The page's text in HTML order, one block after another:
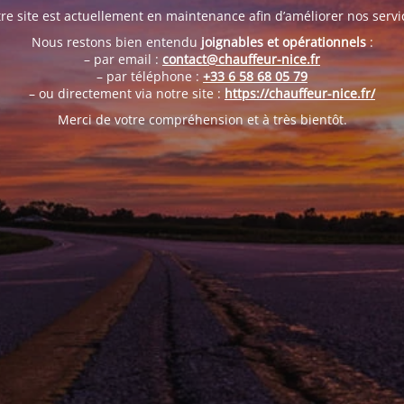
site est actuellement en maintenance afin d’améliorer nos
Nous restons bien entendu joignables et opérationnels:
– par email : contact@chauffeur-nice.fr
– par téléphone : +33 6 58 68 05 79
– ou directement via notre site : https://chauffeur-nice.fr/
Merci de votre compréhension et à très bientôt.